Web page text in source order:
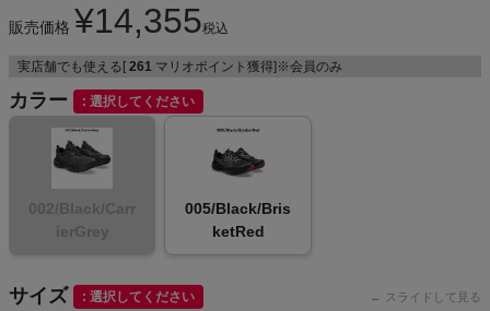
もっと見る
メンズカジュアルウェア
レディースカジュアルウェア
メンズスポーツウェア
販売価格 ¥14,355税込
実店舗でも使える[ 261 マリオポイント獲得]※会員のみ
カラー 選択してください
002/Black/Carr
ierGrey
005/Black/Bris
ketRed
サイズ 選択してください